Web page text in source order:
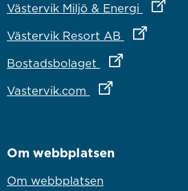
Västervik Miljö & Energi
Länk
Västervik Resort AB Länk till
Bostadsbolaget Länk till annan
Vastervik.com Länk till annan
Om webbplatsen
Om webbplatsen